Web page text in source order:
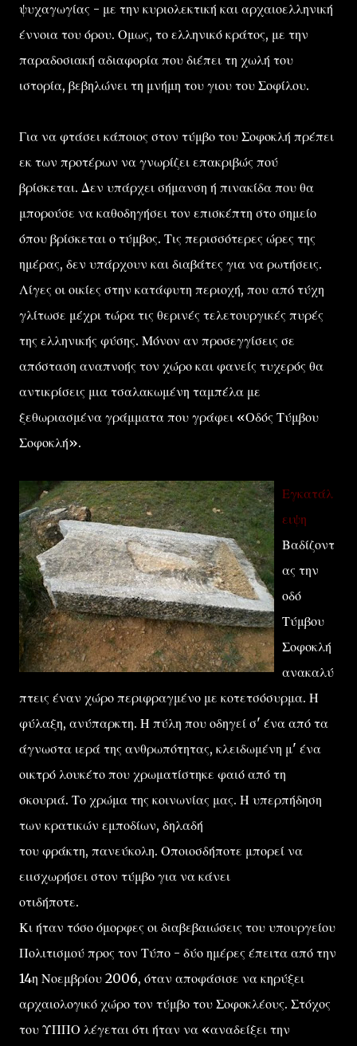
ψυχαγωγίας - με την κυριολεκτική και αρχαιοελληνική
έννοια του όρου. Ομως, το ελληνικό κράτος, με την
παραδοσιακή αδιαφορία που διέπει τη χωλή του
ιστορία, βεβηλώνει τη μνήμη του γιου του Σοφίλου.
Για να φτάσει κάποιος στον τύμβο του Σοφοκλή πρέπει
εκ των προτέρων να γνωρίζει επακριβώς πού
βρίσκεται. Δεν υπάρχει σήμανση ή πινακίδα που θα
μπορούσε να καθοδηγήσει τον επισκέπτη στο σημείο
όπου βρίσκεται ο τύμβος. Τις περισσότερες ώρες της
ημέρας, δεν υπάρχουν και διαβάτες για να ρωτήσεις.
Λίγες οι οικίες στην κατάφυτη περιοχή, που από τύχη
γλίτωσε μέχρι τώρα τις θερινές τελετουργικές πυρές
της ελληνικής φύσης. Μόνον αν προσεγγίσεις σε
απόσταση αναπνοής τον χώρο και φανείς τυχερός θα
αντικρίσεις μια τσαλακωμένη ταμπέλα με
ξεθωριασμένα γράμματα που γράφει «Οδός Τύμβου
Σοφοκλή».
Εγκατάλ
ειψη
Βαδίζοντ
ας την
οδό
Τύμβου
Σοφοκλή
ανακαλύ
πτεις έναν χώρο περιφραγμένο με κοτετσόσυρμα. Η
φύλαξη, ανύπαρκτη. Η πύλη που οδηγεί σ' ένα από τα
άγνωστα ιερά της ανθρωπότητας, κλειδωμένη μ' ένα
οικτρό λουκέτο που χρωματίστηκε φαιό από τη
σκουριά. Το χρώμα της κοινωνίας μας. Η υπερπήδηση
των κρατικών εμποδίων, δηλαδή
του φράκτη, πανεύκολη. Οποιοσδήποτε μπορεί να
ειισχωρήσει στον τύμβο για να κάνει
οτιδήποτε.
Κι ήταν τόσο όμορφες οι διαβεβαιώσεις του υπουργείου
Πολιτισμού προς τον Τύπο - δύο ημέρες έπειτα από την
14η Νοεμβρίου 2006, όταν αποφάσισε να κηρύξει
αρχαιολογικό χώρο τον τύμβο του Σοφοκλέους. Στόχος
του ΥΠΠΟ λέγεται ότι ήταν να «αναδείξει την